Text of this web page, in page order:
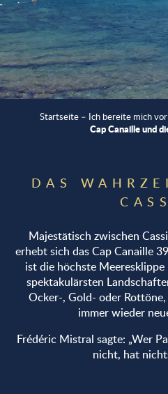
Startseite – Ich bereite mich vor
Cap Canaille und
DAS
Majestätisch zwischen
erhebt sich das Cap Canaille
ist die höchste
spektakulärsten
Ocker-, Gold- oder
immer wieder
Frédéric Mistral sagte: „Wer
nicht, hat